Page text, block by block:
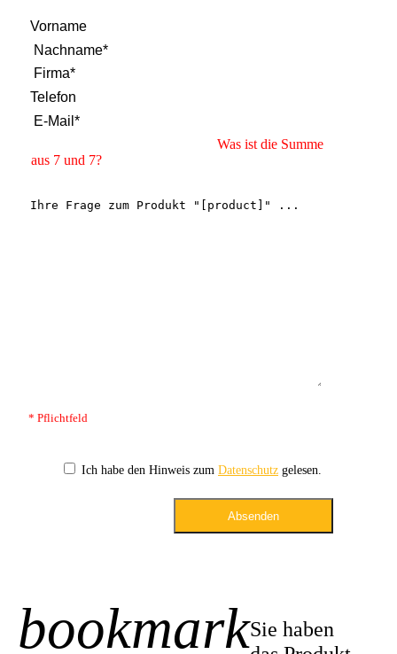
Was ist die Summe
aus 7 und 7?
* Pflichtfeld
Ich habe den Hinweis zum Datenschutz gelesen.
Absenden
bookmarkSie haben